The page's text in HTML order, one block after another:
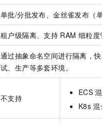
单批/分批发布、金丝雀发布（单
租户级隔离、支持 RAM 细粒度管
通过抽象命名空间进行隔离，快
试、生产等多套环境。
不支持
ECS 混
K8s 混合